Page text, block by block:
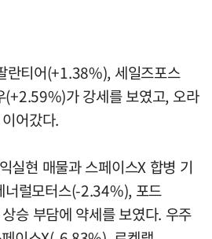
란티어(+1.38%), 세일즈포스
가 강세를 보였고, 오라
어갔다.
실현 매물과 스페이스X 합병 기
너럴모터스(-2.34%), 포드
승 부담에 약세를 보였다. 우주